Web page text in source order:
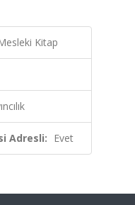
Kitap
Adresli: Evet